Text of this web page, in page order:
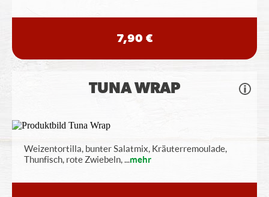
7,90 €
TUNA WRAP
Weizentortilla, bunter Salatmix, Kräuterremoulade,
Thunfisch, rote Zwiebeln,...mehr